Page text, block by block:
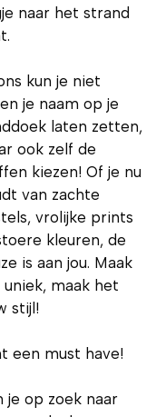
naar het strand
kun je niet
je naam op je
laten zetten,
ook zelf de
kiezen! Of je nu
van zachte
vrolijke prints
kleuren, de
is aan jou. Maak
uniek, maak het
stijl!
een must have!
je op zoek naar